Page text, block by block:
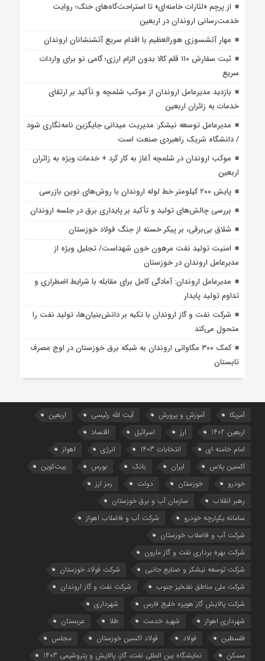
از پرچم «لثارات خامنه‌ای» تا استراحت‌گاه‌های خنک؛ روایت
خدمت‌رسانی اروندان در اربعین
مهار آتشسوزی هورالعظیم با اقدام سریع آتشنشانان اروندان
ثبت سفارش ۱۱۰ قلم کالا بدون الزام ارزی؛ گامی نو برای واردات
سریع
بازدید مدیرعامل اروندان از موکب شلمچه و تأکید بر ارتقای
خدمات به زائران اربعین
مدیرعامل توسعه نیشکر: مدیریت میدانی جایگزین نامه‌نگاری شود
/ دانشگاه شریک راهبردی صنعت است
موکب اروندان در شلمچه آغاز به کار کرد + خدمات ویژه به زائران
اربعین
پایش ۲۰۰ کیلومتر خط لوله اروندان با روش‌های نوین بازرسی
بررسی چالش‌های تولید و تأکید بر پایداری برق در جلسه اروندان
شلاق‌ بی‌برقی، بر پیکر خسته‌ از جنگ فولاد خوزستان
امنیت تولید نفت مرهون خون شهداست/ تجلیل ویژه از
مدیرعامل اروندان در خوزستان
مدیرعامل اروندان: آمادگی کامل برای مقابله با شرایط اضطراری و
تداوم تولید پایدار
شرکت نفت و گاز اروندان با تکیه بر دانش‌بنیان‌ها، تولید نفت را
متحول می‌کند
کمک ۳۰۰ مگاواتی اروندان به شبکه برق خوزستان در اوج مصرف
تابستان
آمریکا آموزش و پرورش آیت الله رئیسی
اربعین
اربعین 1402
ارز اسرائیل
اقتصاد
امام خامنه ای
انتخابات 1403 انرژی
اهواز
اکسین پلاس
ایران بانک بورس
بیت‌کوین
خودرو
خوزستان دولت
رمز ارز
رهبر انقلاب
سازمان آب و برق خوزستان
سامانه یکپارچه خودرو
شرکت آب و فاضلاب اهواز
شرکت آب و فاضلاب خوزستان
شرکت بهره برداری نفت و گاز مارون
شرکت توسعه نیشکر و صنایع جانبی
شرکت فولاد خوزستان
شرکت ملی مناطق نفتخیز جنوب
شرکت نفت و گاز اروندان
شرکت پالایش گاز هویزه خلیج‌ فارس
شهرداری
شهرداری اهواز
شهید خدمت طلا
عربستان
فلسطین
فولاد فولاد اکسین خوزستان
مجلس
مسکن
نمایشگاه بین المللی نفت، گاز، پالایش و پتروشیمی 1403